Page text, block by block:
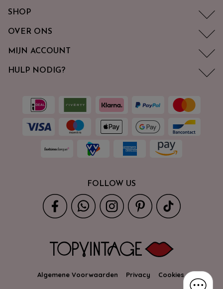
SHOP
OVER ONS
MIJN ACCOUNT
HULP NODIG?
FOLLOW US
Algemene Voorwaarden Privacy Cookies